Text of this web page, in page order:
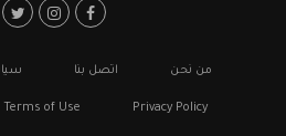
Footer: Social Media
Footerمن نحن اتصل بنا
Privacy Policy
Terms of Use